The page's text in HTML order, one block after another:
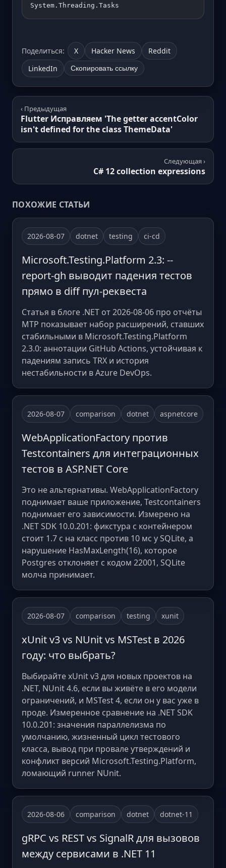
System.Threading.Tasks
Поделиться: X Hacker News
Reddit
LinkedIn
Скопировать ссылку
‹ Предыдущая
Flutter Исправляем 'The getter accentColor
isn't defined for the class ThemeData'
Следующая ›
C# 12 collection expressions
ПОХОЖИЕ СТАТЬИ
2026-08-07 dotnet testing ci-cd
Microsoft.Testing.Platform 2.3: --
report-gh выводит падения тестов
прямо в diff пул-реквеста
Статья в блоге .NET от 2026-08-06 про отчёты
MTP показывает набор расширений, ставших
стабильными в Microsoft.Testing.Platform
2.3.0: аннотации GitHub Actions, устойчивая к
падениям запись TRX и история
нестабильности в Azure DevOps.
2026-08-07 comparison dotnet aspnetcore
WebApplicationFactory против
Testcontainers для интеграционных
тестов в ASP.NET Core
Это не альтернативы. WebApplicationFactory
поднимает ваше приложение, Testcontainers
поднимает его зависимости. Измерено на
.NET SDK 10.0.201: фикстура с контейнером
стоит 1.7 с на класс против 10 мс у SQLite, а
нарушение HasMaxLength(16), которое
Postgres отклоняет с кодом 22001, SQLite
молча принимает.
2026-08-07 comparison testing xunit
xUnit v3 vs NUnit vs MSTest в 2026
году: что выбрать?
Выбирайте xUnit v3 для новых проектов на
.NET, NUnit 4.6, если вы живёте в его модели
ограничений, и MSTest 4, если он у вас уже в
проде. Измеренное сравнение на .NET SDK
10.0.201: значения параллелизма по
умолчанию, жизненный цикл тестового
класса, вывод при провале утверждений и
конфликт версий Microsoft.Testing.Platform,
ломающий runner NUnit.
2026-08-06 comparison dotnet dotnet-11
gRPC vs REST vs SignalR для вызовов
между сервисами в .NET 11